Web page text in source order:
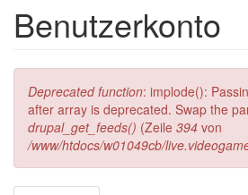
Benutzerkonto
Fehlermeldung
Deprecated function: implode():
after array is deprecated. Swap the
drupal_get_feeds() (Zeile 394 von
/www/htdocs/w01049cb/